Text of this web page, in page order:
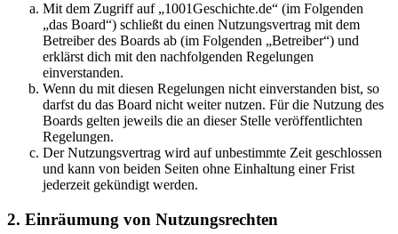
Mit dem Zugriff auf „1001Geschichte.de“ (im Folgenden
„das Board“) schließt du einen Nutzungsvertrag mit dem
Betreiber des Boards ab (im Folgenden „Betreiber“) und
erklärst dich mit den nachfolgenden Regelungen
einverstanden.
Wenn du mit diesen Regelungen nicht einverstanden bist, so
darfst du das Board nicht weiter nutzen. Für die Nutzung des
Boards gelten jeweils die an dieser Stelle veröffentlichten
Regelungen.
Der Nutzungsvertrag wird auf unbestimmte Zeit geschlossen
und kann von beiden Seiten ohne Einhaltung einer Frist
jederzeit gekündigt werden.
2. Einräumung von Nutzungsrechten